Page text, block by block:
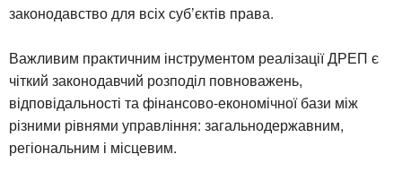
законодавство для всіх суб’єктів права.
Важливим практичним інструментом реалізації ДРЕП є
чіткий законодавчий розподіл повноважень,
відповідальності та фінансово-економічної бази між
різними рівнями управління: загальнодержавним,
регіональним і місцевим.